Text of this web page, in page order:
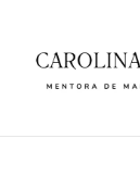
contenido